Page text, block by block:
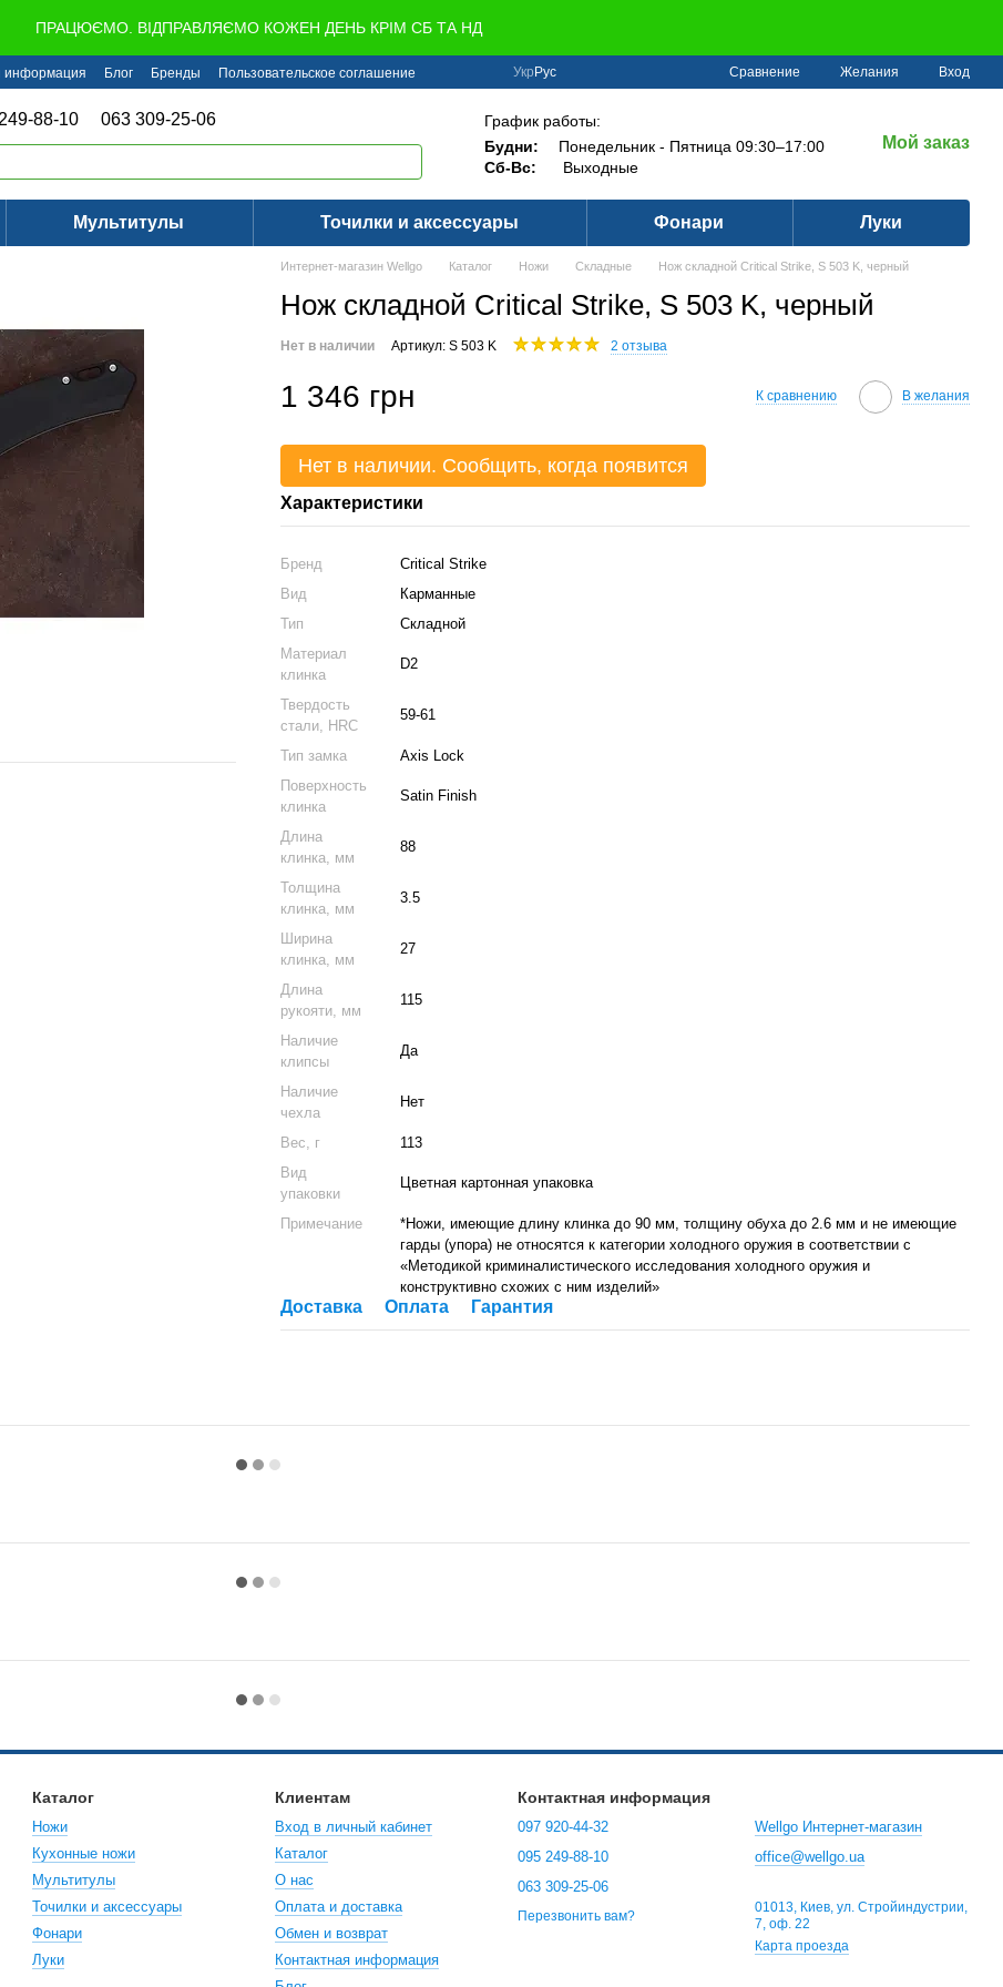
ПРАЦЮЄМО. ВІДПРАВЛЯЄМО КОЖЕН ДЕНЬ КРІМ СБ ТА НД
информация Блог Бренды Пользовательское соглашение Укр Рус Сравнение Желания Вход
88-10 063 309-25-06
График работы:
Будни:
Понедельник - Пятница 09:30–17:00
Сб-Вс:
Выходные
Мой заказ
Мультитулы Точилки и аксессуары Фонари Луки
Интернет-магазин Wellgo Каталог Ножи Складные Нож складной Critical Strike, S 503 K, черный
Нож складной Critical Strike, S 503 K, черный
Нет в наличии Артикул: S 503 K 2 отзыва
1 346 грн К сравнению В желания
Нет в наличии. Сообщить, когда появится
Характеристики
Бренд
Critical Strike
Вид
Карманные
Тип
Складной
Материал
клинка
D2
Твердость
стали, HRC
59-61
Тип замка
Axis Lock
Поверхность
клинка
Satin Finish
Длина
клинка, мм
88
Толщина
клинка, мм
3.5
Ширина
клинка, мм
27
Длина
рукояти, мм
115
Наличие
клипсы
Да
Наличие
чехла
Нет
Вес, г
113
Вид
упаковки
Цветная картонная упаковка
Примечание
*Ножи, имеющие длину клинка до 90 мм, толщину обуха до 2.6 мм и не имеющие
гарды (упора) не относятся к категории холодного оружия в соответствии с
«Методикой криминалистического исследования холодного оружия и
конструктивно схожих с ним изделий»
Доставка Оплата Гарантия
Каталог
Ножи
Кухонные ножи
Мультитулы
Точилки и аксессуары
Фонари
Луки
Клиентам
Вход в личный кабинет
Каталог
О нас
Оплата и доставка
Обмен и возврат
Контактная информация
Контактная информация
097 920-44-32
095 249-88-10
063 309-25-06
Перезвонить вам?
Wellgo Интернет-магазин
office@wellgo.ua
01013, Киев, ул. Стройиндустрии,
7, оф. 22
Карта проезда